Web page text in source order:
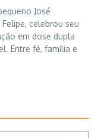
José
celebrou seu
em dose dupla
Entre fé, família e